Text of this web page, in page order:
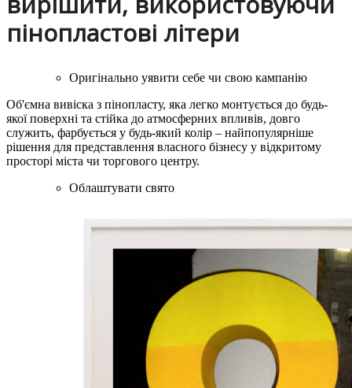
пінопластові літери
Оригінально уявити себе чи свою кампанію
Об'ємна вивіска з пінопласту, яка легко монтується до будь-
якої поверхні та стійка до атмосферних впливів, довго
служить, фарбується у будь-який колір – найпопулярніше
рішення для представлення власного бізнесу у відкритому
просторі міста чи торгового центру.
Облаштувати свято